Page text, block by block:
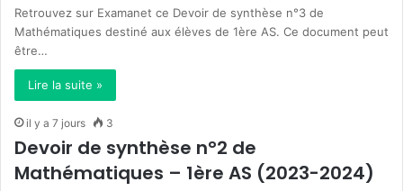
Retrouvez sur Examanet ce Devoir de synthèse n°3 de
Mathématiques destiné aux élèves de 1ère AS. Ce document peut
être…
Lire la suite »
il y a 7 jours 3
Devoir de synthèse n°2 de
Mathématiques – 1ère AS (2023-2024)